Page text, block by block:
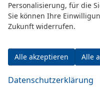
Seiten:
1
Personalisierung, für die
Sie können Ihre
Zukunft widerrufen.
Alle akzeptieren Alle
Datenschutzerklärung